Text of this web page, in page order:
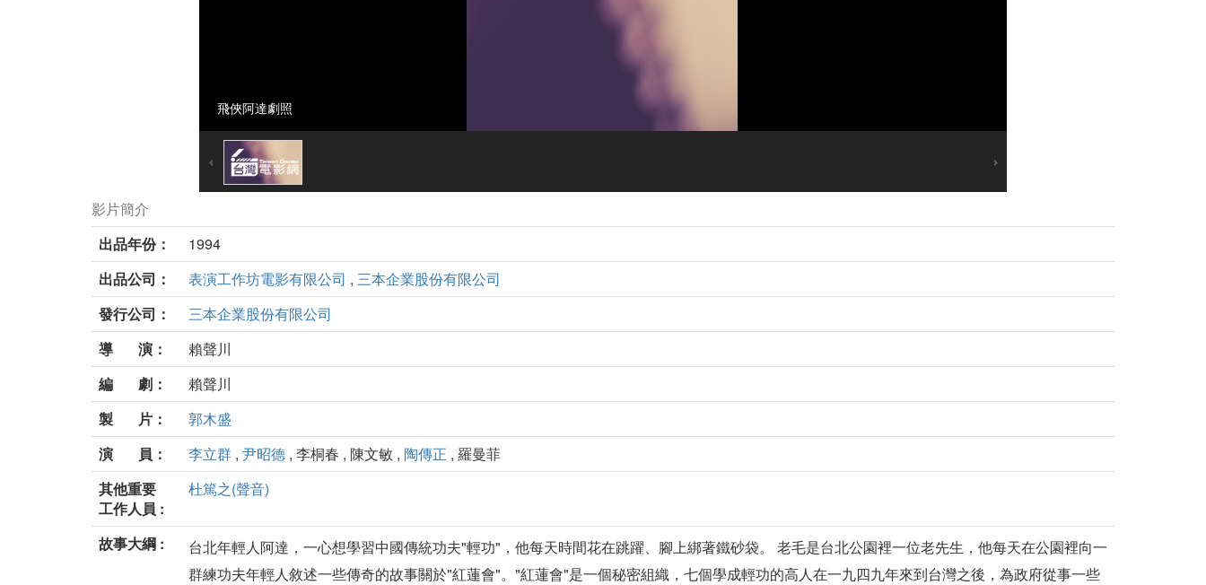
飛俠阿達劇照
影片簡介
出品年份：
1994
出品公司：
表演工作坊電影有限公司 , 三本企業股份有限公司
發行公司：
三本企業股份有限公司
導 演：
賴聲川
編 劇：
賴聲川
製 片：
郭木盛
演 員：
李立群 , 尹昭德 , 李桐春 , 陳文敏 , 陶傳正 , 羅曼菲
其他重要
工作人員 :
杜篤之(聲音)
故事大綱 :
台北年輕人阿達，一心想學習中國傳統功夫"輕功"，他每天時間花在跳躍、腳上綁著鐵砂袋。 老毛是台北公園裡一位老先生，他每天在公園裡向一
群練功夫年輕人敘述一些傳奇的故事關於"紅蓮會"。"紅蓮會"是一個秘密組織，七個學成輕功的高人在一九四九年來到台灣之後，為政府從事一些